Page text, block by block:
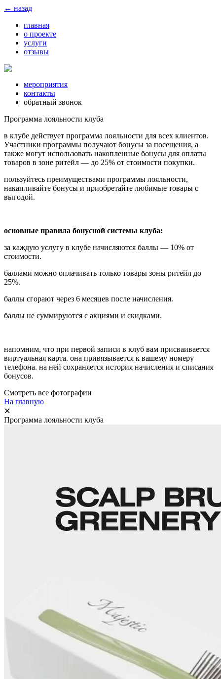
← назад
главная
о проекте
услуги
отзывы
мероприятия
контакты
обратный звонок
Программа лояльности клуба
в клубе действует программа лояльности для всех клиентов.
Участники программы получают бонусы за посещения, а
также могут использовать накопленные бонусы для оплаты
товаров в зоне ритейл — до 25% от стоимости покупки.
пользуйтесь преимуществами программы лояльности,
накапливайте бонусы и приобретайте любимые товары с
выгодой.
основные правила бонусной системы клуба:
за каждую услугу в клубе начисляются баллы — 10% от
стоимости.
баллами можно оплачивать только товары зоны ритейл до
25%.
баллы сгорают через 6 месяцев после начисления.
баллы не суммируются с акциями и скидками.
напомним, что при первой записи в клуб вам присваивается
виртуальная карта. она привязывается к вашему номеру
телефона. на ней сохраняется история начисления и списания
бонусов.
Смотреть все фотографии
На главную
✕
Программа лояльности клуба